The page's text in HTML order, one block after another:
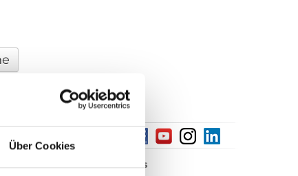
Über Cookies
Über uns